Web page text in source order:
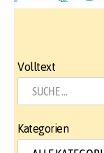
Volltext
Kategorien